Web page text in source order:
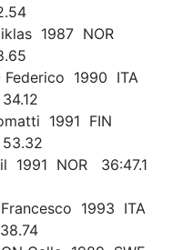
1987 NOR
Federico 1990 ITA
1991 FIN
1991 NOR 36:47.1
1993 ITA